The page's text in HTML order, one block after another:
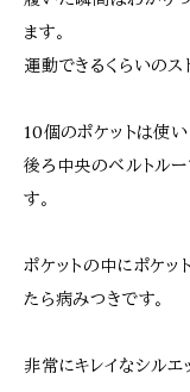
ます。
運動できるくらいのス
10個のポケットは使
後ろ中央のベルトル
す。
ポケットの中にポケ
たら病みつきです。
非常にキレイなシルエ